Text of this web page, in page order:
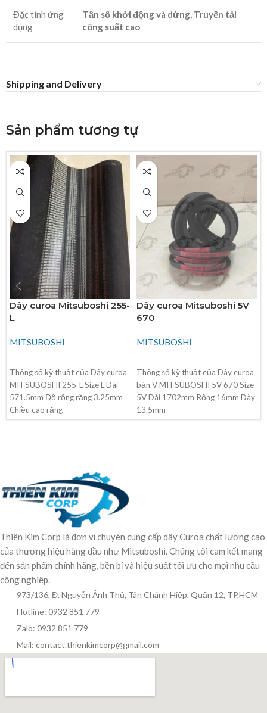
Đặc tính ứng
dụng
Tần số khởi động và dừng, Truyền tải
công suất cao
Shipping and Delivery
Sản phẩm tương tự
Dây curoa Mitsuboshi 255-
L
MITSUBOSHI
Thông số kỹ thuật của Dây curoa
MITSUBOSHI 255-L Size L Dài
571.5mm Độ rộng răng 3.25mm
Chiều cao răng
Dây curoa Mitsuboshi 5V
670
MITSUBOSHI
Thông số kỹ thuật của Dây curoa
bản V MITSUBOSHI 5V 670 Size
5V Dài 1702mm Rộng 16mm Dày
13.5mm
Thiên Kim Corp là đơn vị chuyên cung cấp dây Curoa chất lượng cao
của thương hiệu hàng đầu như Mitsuboshi. Chúng tôi cam kết mang
đến sản phẩm chính hãng, bền bỉ và hiệu suất tối ưu cho mọi nhu cầu
công nghiệp.
973/136, Đ. Nguyễn Ảnh Thủ, Tân Chánh Hiệp, Quận 12, TP.HCM
Hotline: 0932 851 779
Zalo: 0932 851 779
Mail: contact.thienkimcorp@gmail.com